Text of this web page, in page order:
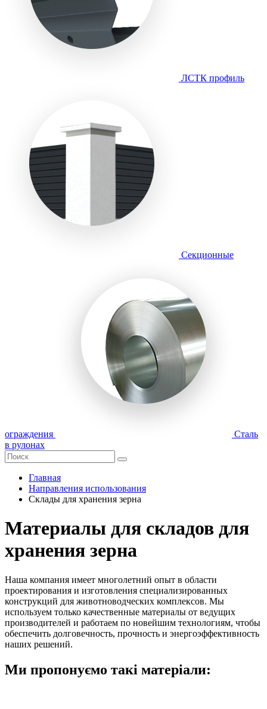
ЛСТК профиль
Секционные
ограждения
Сталь
в рулонах
Главная
Направления использования
Склады для хранения зерна
Материалы для складов для
хранения зерна
Наша компания имеет многолетний опыт в области
проектирования и изготовления специализированных
конструкций для животноводческих комплексов. Мы
используем только качественные материалы от ведущих
производителей и работаем по новейшим технологиям, чтобы
обеспечить долговечность, прочность и энергоэффективность
наших решений.
Ми пропонуємо такі матеріали: